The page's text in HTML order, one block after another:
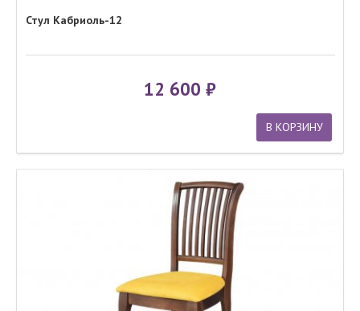
Стул Кабриоль-12
12 600
В КОРЗИНУ